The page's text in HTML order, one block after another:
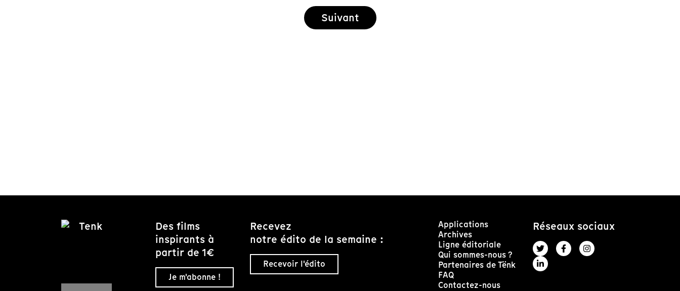
Suivant
Des films
inspirants à
partir de 1€
Je m'abonne !
Recevez
notre édito de la semaine :
Recevoir l'édito
Applications
Archives
Ligne éditoriale
Qui sommes-nous ?
Partenaires de Tënk
FAQ
Contactez-nous
Réseaux sociaux